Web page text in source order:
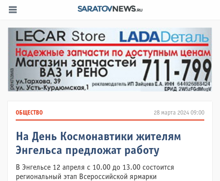
28 марта 2024 09:00
ОБЩЕСТВО
На День Космонавтики жителям
Энгельса предложат работу
В Энгельсе 12 апреля с 10.00 до 13.00 состоится
региональный этап Всероссийской ярмарки